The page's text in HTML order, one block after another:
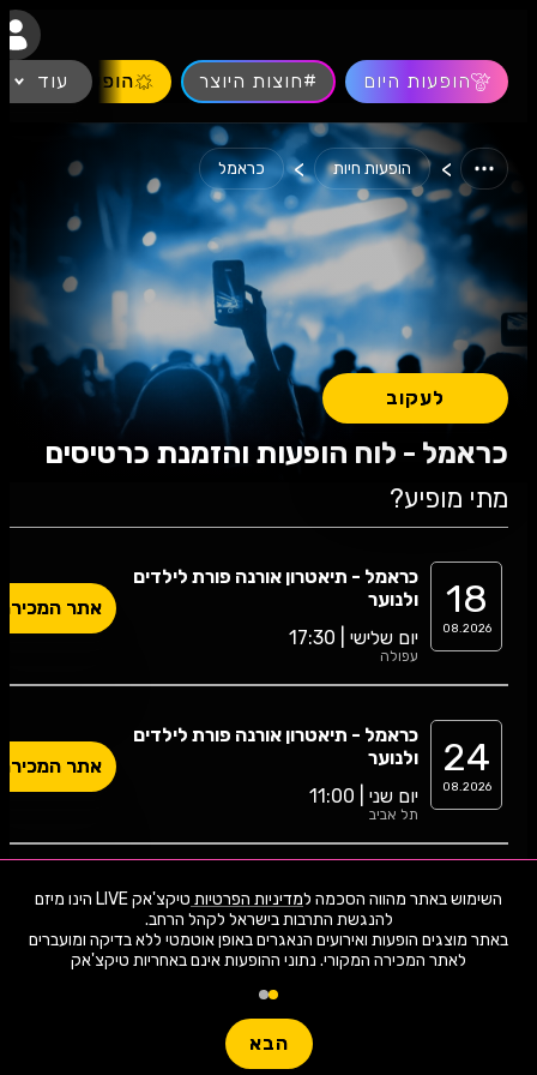
השימוש באתר מהווה הסכמה למדיניות הפרטיות
טיקצ'אק LIVE הינו מיזם
באתר מוצגים הופעות ואירועים הנאגרים באופן אוטמטי ללא בדיקה ומועברים
לאתר המכירה המקורי. נתוני ההופעות אינם באחריות טיקצ'אק
הבא
הופעות היום #חוצות היוצר הופעות חיות
עוד
> הופעות חיות > כראמל
כראמל - לוח הופעות והזמנת כרטיסים
לעקוב
מתי מופיע?
18
08.2026
כראמל - תיאטרון אורנה פורת לילדים
ולנוער
יום שלישי | 17:30
עפולה
אתר המכירה
24
08.2026
כראמל - תיאטרון אורנה פורת לילדים
ולנוער
יום שני | 11:00
תל אביב
אתר המכירה
27
08.2026
ילדים- כראמל 3
יום חמישי | 17:30
רחובות